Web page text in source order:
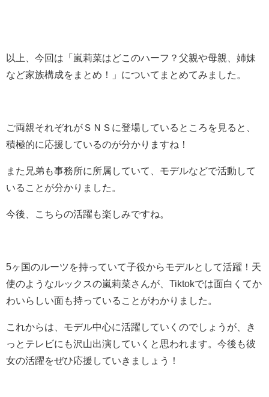
以上、今回は「 嵐莉菜はどこのハーフ？父親や母親、姉妹
など家族構成をまとめ！
」についてまとめてみました。
ご両親それぞれがＳＮＳに登場しているところを見ると、
積極的に応援しているのが分かりますね！
また兄弟も事務所に所属していて、モデルなどで活動して
いることが分かりました。
今後、こちらの活躍も楽しみですね。
5ヶ国のルーツを持っていて子役からモデルとして活躍！天
使のようなルックスの嵐莉菜さんが、Tiktokでは面白くてか
わいらしい面も持っていることがわかりました。
これからは、モデル中心に活躍していくのでしょうが、き
っとテレビにも沢山出演していくと思われます。今後も彼
女の活躍をぜひ応援していきましょう！